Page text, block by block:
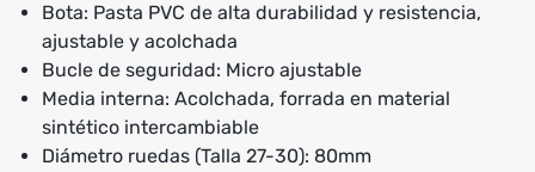
Bota: Pasta PVC de alta durabilidad y resistencia,
ajustable y acolchada
Bucle de seguridad: Micro ajustable
Media interna: Acolchada, forrada en material
sintético intercambiable
Diámetro ruedas (Talla 27-30): 80mm